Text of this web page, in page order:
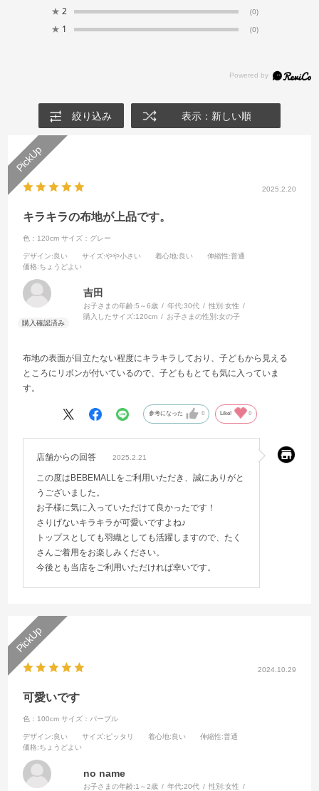
★ 2 (0)
★ 1 (0)
絞り込み 表示：新しい順
2025.2.20
キラキラの布地が上品です。
色：120cm サイズ：グレー
デザイン:良い サイズ:やや小さい 着心地:良い 伸縮性:普通
価格:ちょうどよい
吉田
お子さまの年齢:5～6歳 年代:30代 性別:女性
購入したサイズ:120cm お子さまの性別:女の子
布地の表面が目立たない程度にキラキラしており、子どもから見える
ところにリボンが付いているので、子どももとても気に入っていま
す。
参考になった 0 Like! 0
店舗からの回答 2025.2.21
この度はBEBEMALLをご利用いただき、誠にありがと
うございました。
お子様に気に入っていただけて良かったです！
さりげないキラキラが可愛いですよね♪
トップスとしても羽織としても活躍しますので、たく
さんご着用をお楽しみください。
今後とも当店をご利用いただければ幸いです。
2024.10.29
可愛いです
色：100cm サイズ：パープル
デザイン:良い サイズ:ピッタリ 着心地:良い 伸縮性:普通
価格:ちょうどよい
no name
お子さまの年齢:1～2歳 年代:20代 性別:女性